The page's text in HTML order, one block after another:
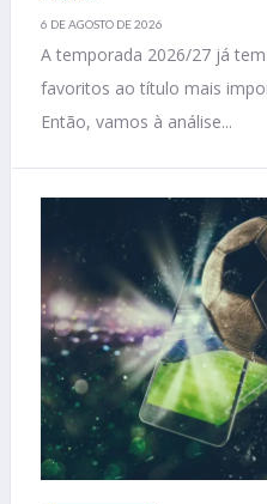
6 DE AGOSTO DE 2026
A temporada 2026/27 já
favoritos ao título mais
Então, vamos à análise...